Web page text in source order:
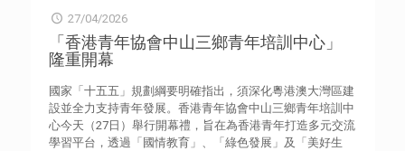
滙豐香港區零售銀行及財富管理業務反欺詐主管黃詠詩讚
賞參賽者的創意和出眾的影片製作技巧，並指：「提高大眾
防騙意識需要集合社區力量，並需持之以恆。滙豐作為服務
700萬名客戶的社區銀行，很榮幸能與一眾社區夥伴合作，
將防騙訊息變得有趣易記、簡單有力，從而深植於青年及老
友記的腦海。」 為是次比賽製作宣傳短片的創作組合
Freeeboyzzzz，即場分享影片製作秘訣，與在場學生互動
交流，氣氛熱烈。他們笑言，創作取材自生活，同學能創作
27/04/2026
「香港青年協會中山三鄉青年培訓中心」
隆重開幕
國家「十五五」規劃綱要明確指出，須深化粵港澳大灣區建
設並全力支持青年發展。香港青年協會中山三鄉青年培訓中
心今天（27日）舉行開幕禮，旨在為香港青年打造多元交流
學習平台，透過「國情教育」、「綠色發展」及「美好生